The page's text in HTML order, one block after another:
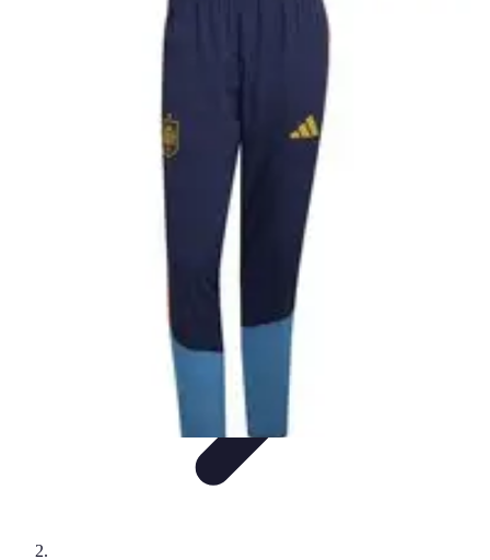
Consejos de Aprendizaje
Cursos Intensivos
Cursos en Español